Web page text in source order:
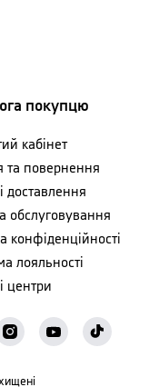
покупцю
кабінет
та повернення
доставлення
обслуговування
конфіденційності
лояльності
центри